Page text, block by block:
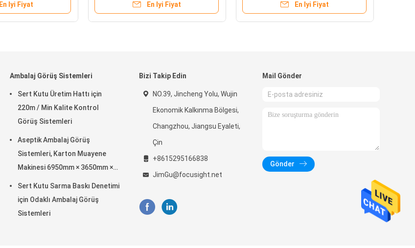
En Iyi Fiyat En Iyi Fiyat En Iyi Fiyat
Ambalaj Görüş Sistemleri
Sert Kutu Üretim Hattı için
220m / Min Kalite Kontrol
Görüş Sistemleri
Aseptik Ambalaj Görüş
Sistemleri, Karton Muayene
Makinesi 6950mm × 3650mm ×
Sert Kutu Sarma Baskı Denetimi
için Odaklı Ambalaj Görüş
Sistemleri
Bizi Takip Edin
NO.39, Jincheng Yolu, Wujin
Ekonomik Kalkınma Bölgesi,
Changzhou, Jiangsu Eyaleti,
Çin
+8615295166838
JimGu@focusight.net
Mail Gönder
Gönder